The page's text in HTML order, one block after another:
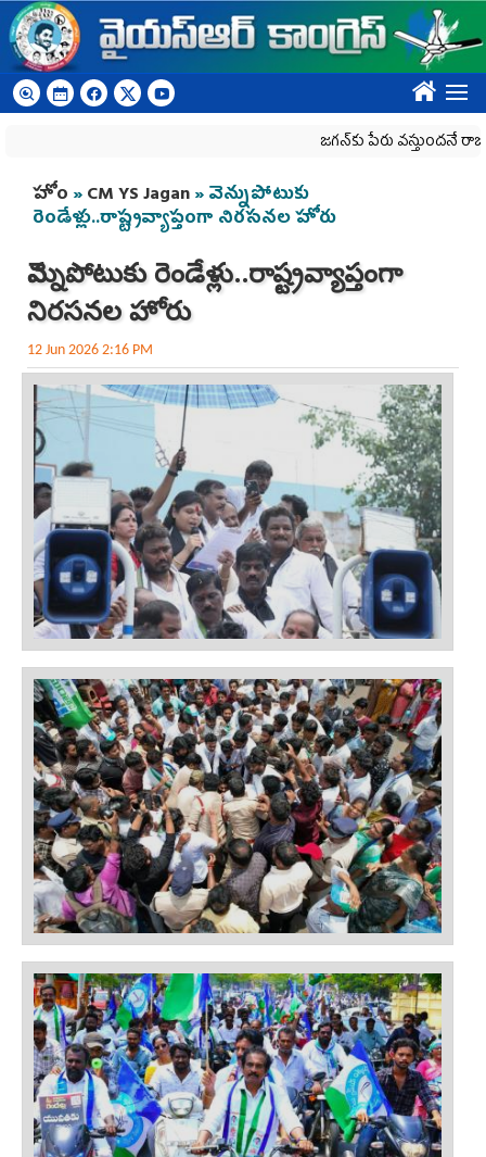
Skip to main content
????
జగన్‌కు పేరు వస్తుందనే రాజకీయ
You are here
హోం »CM YS Jagan» వెన్నుపోటుకు
రెండేళ్లు..రాష్ట్ర‌వ్యాప్తంగా నిర‌స‌న‌ల హోరు
వెన్నుపోటుకు రెండేళ్లు..రాష్ట్ర‌వ్యాప్తంగా
నిర‌స‌న‌ల హోరు
12 Jun 2026 2:16 PM